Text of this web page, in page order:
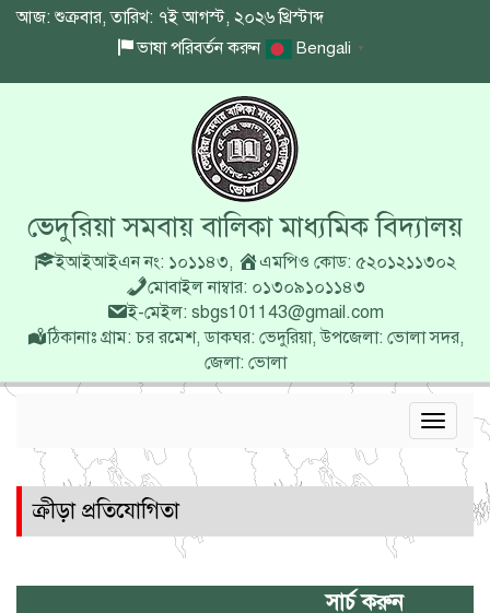
আজ: শুক্রবার, তারিখ: ৭ই আগস্ট, ২০২৬ খ্রিস্টাব্দ
ভাষা পরিবর্তন করুন
Bengali ▼
ভেদুরিয়া সমবায় বালিকা মাধ্যমিক বিদ্যালয়
ইআইআইএন নং: ১০১১৪৩,
এমপিও কোড: ৫২০১২১১৩০২
মোবাইল নাম্বার: ০১৩০৯১০১১৪৩
ই-মেইল: sbgs101143@gmail.com
ঠিকানাঃ গ্রাম: চর রমেশ, ডাকঘর: ভেদুরিয়া, উপজেলা: ভোলা সদর,
জেলা: ভোলা
Toggle
ক্রীড়া প্রতিযোগিতা
সার্চ করুন